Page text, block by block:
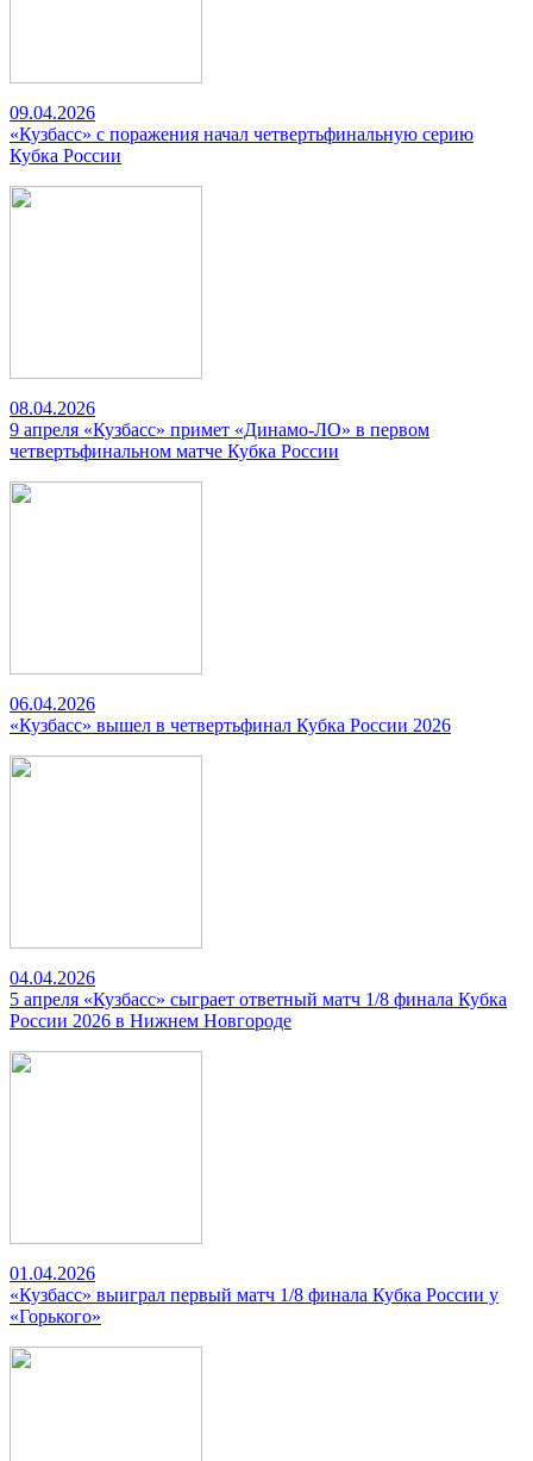
09.04.2026
«Кузбасс» с поражения начал четвертьфинальную серию
Кубка России
08.04.2026
9 апреля «Кузбасс» примет «Динамо-ЛО» в первом
четвертьфинальном матче Кубка России
06.04.2026
«Кузбасс» вышел в четвертьфинал Кубка России 2026
04.04.2026
5 апреля «Кузбасс» сыграет ответный матч 1/8 финала Кубка
России 2026 в Нижнем Новгороде
01.04.2026
«Кузбасс» выиграл первый матч 1/8 финала Кубка России у
«Горького»